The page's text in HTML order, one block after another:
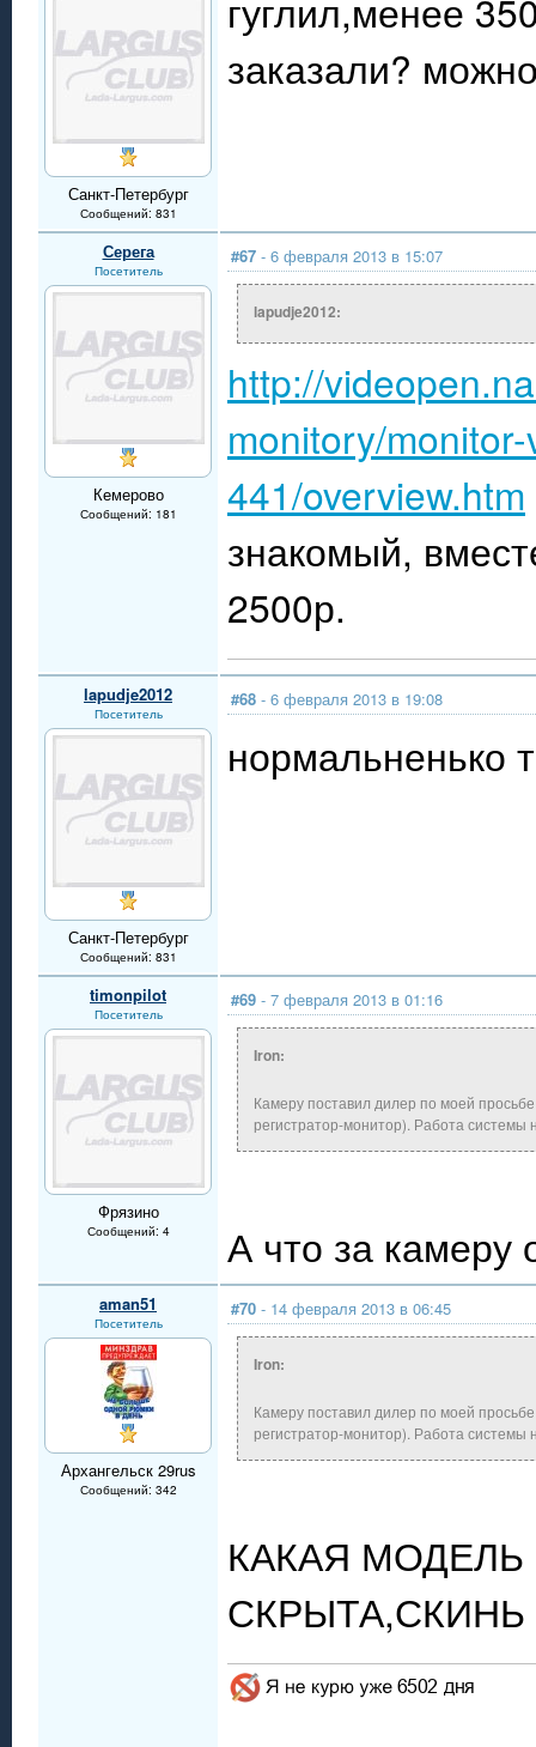
Санкт-Петербург
Сообщений: 831
гуглил,менее
заказали?
Серега
Посетитель
Кемерово
Сообщений: 181
#67 - 6 февраля 2013 в 15:07
lapudje2012:
http://
monitory/
441/overview.htm
знакомый,
2500р.
lapudje2012
Посетитель
Санкт-Петербург
Сообщений: 831
#68 - 6 февраля 2013 в 19:08
нормальненько
timonpilot
Посетитель
Фрязино
Сообщений: 4
#69 - 7 февраля 2013 в 01:16
Iron:
Камеру поставил дилер по моей
регистратор-монитор). Работа системы
А что за камеру
aman51
Посетитель
Архангельск 29rus
Сообщений: 342
#70 - 14 февраля 2013 в 06:45
Iron:
Камеру поставил дилер по моей
регистратор-монитор). Работа системы
КАКАЯ